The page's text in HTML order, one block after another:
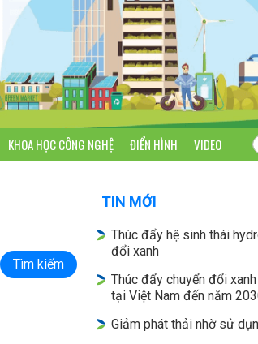
KHOA HỌC CÔNG NGHỆ ĐIỂN HÌNH VIDEO
Tìm kiếm
TIN MỚI
Thúc đẩy hệ sinh thái
đổi xanh
Thúc đẩy chuyển đổi
tại Việt Nam đến năm
Giảm phát thải nhờ sử